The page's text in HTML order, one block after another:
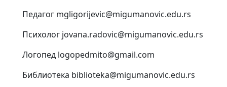
Педагог mgligorijevic@migumanovic.edu.rs
Психолог jovana.radovic@migumanovic.edu.rs
Логопед logopedmito@gmail.com
Библиотека biblioteka@migumanovic.edu.rs